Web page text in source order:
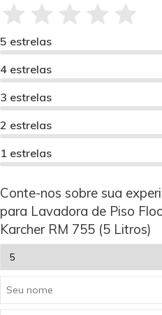
5 estrelas
4 estrelas
3 estrelas
2 estrelas
1 estrelas
Conte-nos sobre sua
para Lavadora de Piso
Karcher RM 755 (5 Litros)